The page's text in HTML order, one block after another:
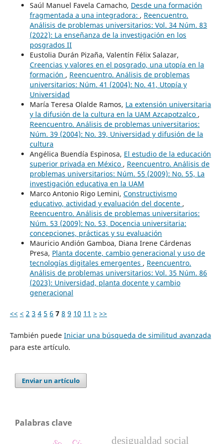
Saúl Manuel Favela Camacho, Desde una formación
fragmentada a una integradora: , Reencuentro.
Análisis de problemas universitarios: Vol. 34 Núm. 83
(2022): La enseñanza de la investigación en los
posgrados II
Eustolia Durán Pizaña, Valentín Félix Salazar,
Creencias y valores en el posgrado, una utopía en la
formación , Reencuentro. Análisis de problemas
universitarios: Núm. 41 (2004): No. 41, Utopía y
Universidad
María Teresa Olalde Ramos, La extensión universitaria
y la difusión de la cultura en la UAM Azcapotzalco ,
Reencuentro. Análisis de problemas universitarios:
Núm. 39 (2004): No. 39, Universidad y difusión de la
cultura
Angélica Buendía Espinosa, El estudio de la educación
superior privada en México , Reencuentro. Análisis de
problemas universitarios: Núm. 55 (2009): No. 55, La
investigación educativa en la UAM
Marco Antonio Rigo Lemini, Constructivismo
educativo, actividad y evaluación del docente ,
Reencuentro. Análisis de problemas universitarios:
Núm. 53 (2009): No. 53, Docencia universitaria:
concepciones, prácticas y su evaluación
Mauricio Andión Gamboa, Diana Irene Cárdenas
Presa, Planta docente, cambio generacional y uso de
tecnologías digitales emergentes , Reencuentro.
Análisis de problemas universitarios: Vol. 35 Núm. 86
(2023): Universidad, planta docente y cambio
generacional
<< < 2 3 4 5 6 7 8 9 10 11 > >>
También puede Iniciar una búsqueda de similitud avanzada
para este artículo.
Enviar un artículo
Palabras clave
desigualdad social